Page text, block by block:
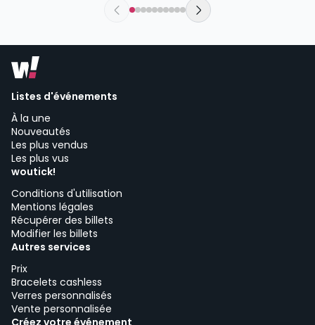
Urban Rock Concept | Vitoria-Gasteiz
Listes d'événements
À la une
Nouveautés
Les plus vendus
Les plus vus
woutick!
Conditions d'utilisation
Mentions légales
Récupérer des billets
Modifier les billets
Autres services
Prix
Bracelets cashless
Verres personnalisés
Vente personnalisée
Créez votre événement